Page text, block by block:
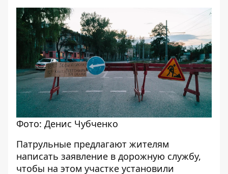
Фото: Денис Чубченко
Патрульные предлагают жителям
написать заявление в дорожную службу,
чтобы на этом участке установили